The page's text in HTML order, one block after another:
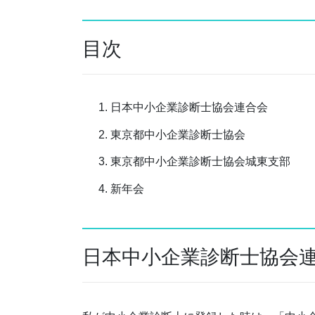
目次
日本中小企業診断士協会連合会
東京都中小企業診断士協会
東京都中小企業診断士協会城東支部
新年会
日本中小企業診断士協会